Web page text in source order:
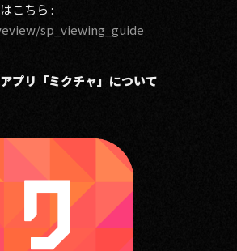
こちら :
sp_viewing_guide
プリ「ミクチャ」について